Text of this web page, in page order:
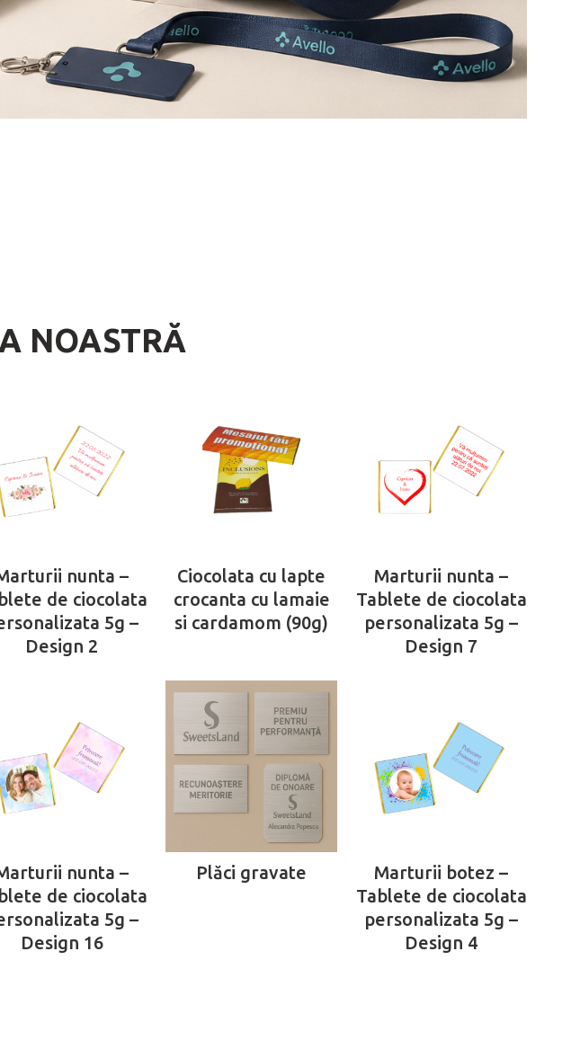
NOASTRĂ
nunta –
de ciocolata
5g –
Design 2
Ciocolata cu lapte
crocanta cu lamaie
si cardamom (90g)
Marturii nunta –
Tablete de ciocolata
personalizata 5g –
Design 7
nunta –
de ciocolata
5g –
Design 16
Plăci gravate
Marturii botez –
Tablete de ciocolata
personalizata 5g –
Design 4